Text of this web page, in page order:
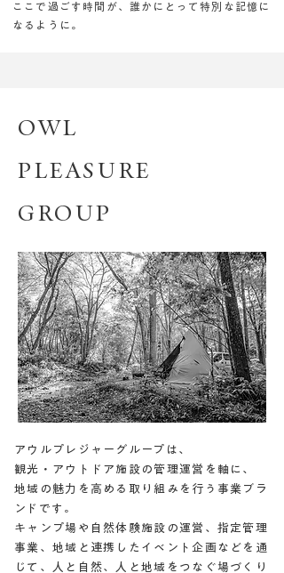
ここで過ごす時間が、誰かにとって特別な記憶に
なるように。
OWL
PLEASURE
GROUP
アウルプレジャーグループは、
観光・アウトドア施設の管理運営を軸に、
地域の魅力を高める取り組みを行う事業ブラ
ンドです。
キャンプ場や自然体験施設の運営、指定管理
事業、地域と連携したイベント企画などを通
じて、人と自然、人と地域をつなぐ場づくり